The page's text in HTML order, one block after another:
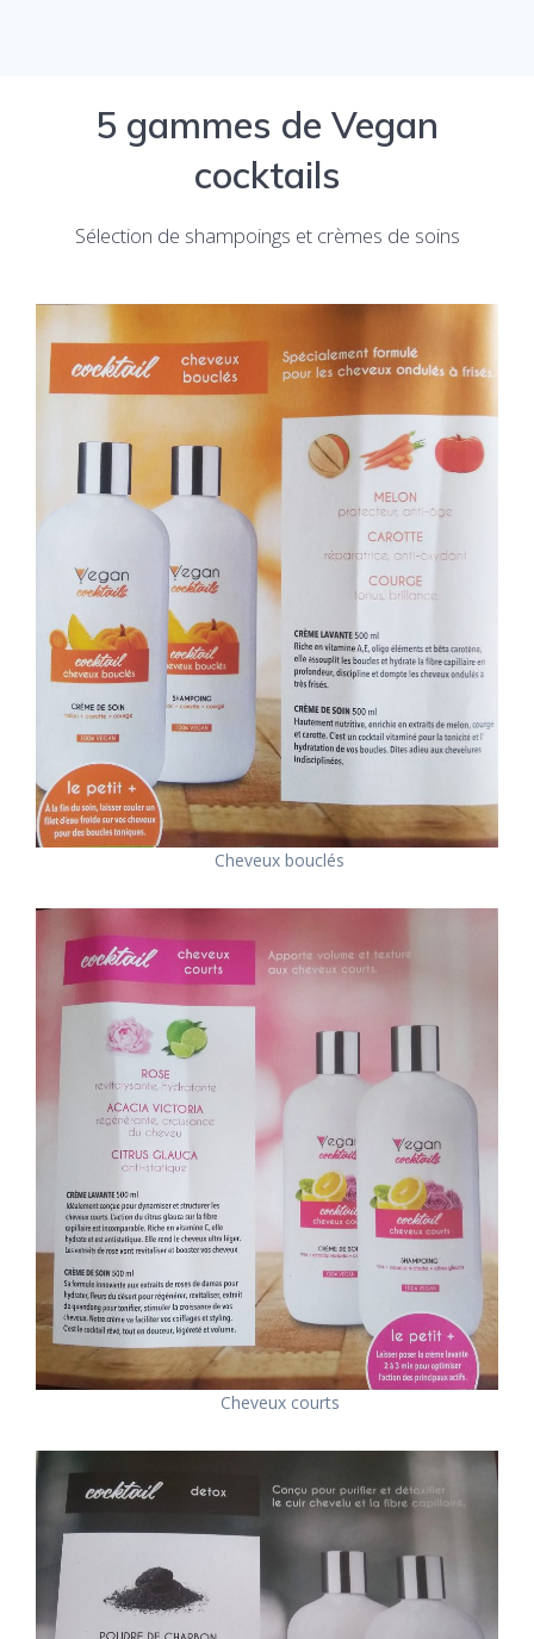
5 gammes de Vegan
cocktails
Sélection de shampoings et crèmes de soins
Cheveux bouclés
Cheveux courts